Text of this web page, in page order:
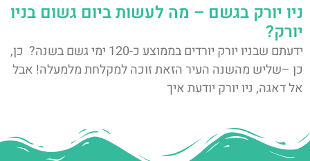
ניו יורק בגשם – מה לעשות ביום גשום בניו
יורק?
ידעתם שבניו יורק יורדים בממוצע כ-120 ימי גשם בשנה? כן,
כן –שליש מהשנה העיר הזאת זוכה למקלחת מלמעלה! אבל
אל דאגה, ניו יורק יודעת איך